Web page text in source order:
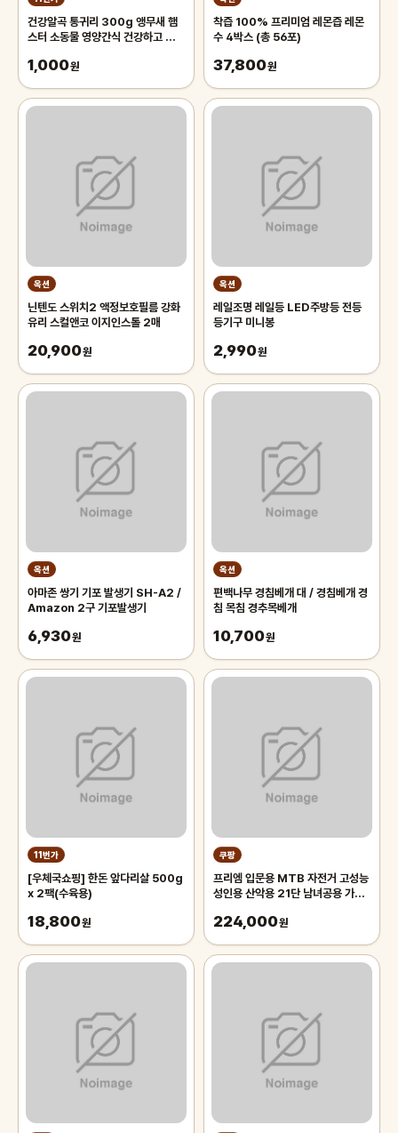
건강알곡 통귀리 300g 앵무새 햄
스터 소동물 영양간식 건강하고 깨끗
1,000원
착즙 100% 프리미엄 레몬즙 레몬
수 4박스 (총 56포)
37,800원
옥션
닌텐도 스위치2 액정보호필름 강화
유리 스컬앤코 이지인스톨 2매
20,900원
옥션
레일조명 레일등 LED주방등 전등
등기구 미니봉
2,990원
옥션
아마존 쌍기 기포 발생기 SH-A2 /
Amazon 2구 기포발생기
6,930원
옥션
편백나무 경침베개 대 / 경침베개 경
침 목침 경추목베개
10,700원
11번가
[우체국쇼핑] 한돈 앞다리살 500g
x 2팩(수육용)
18,800원
쿠팡
프리엠 입문용 MTB 자전거 고성능
성인용 산악용 21단 남녀공용 가성
175cm, 그레이 오렌지/21단/26
224,000원